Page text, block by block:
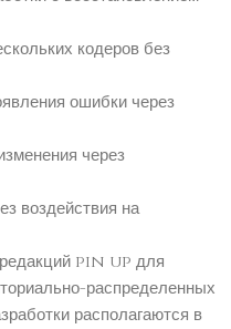
кодеров без
ошибки через
через
воздействия на
pin up для
распределенных
располагаются в